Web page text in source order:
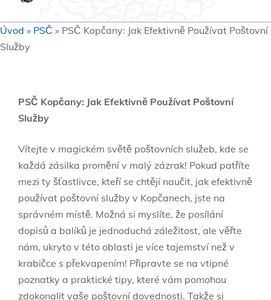
Úvod » PSČ » PSČ Kopčany: Jak Efektivně Používat Poštovní
Služby
PSČ Kopčany: Jak Efektivně Používat Poštovní
Služby
Vítejte v magickém světě poštovních služeb, kde se
každá zásilka promění v malý zázrak! Pokud patříte
mezi ty šťastlivce, kteří se chtějí naučit, jak efektivně
používat poštovní služby v Kopčanech, jste na
správném místě. Možná si myslíte, že posílání
dopisů a balíků je jednoduchá záležitost, ale věřte
nám, ukryto v této oblasti je více tajemství než v
krabičce s překvapením! Připravte se na vtipné
poznatky a praktické tipy, které vám pomohou
zdokonalit vaše poštovní dovednosti. Takže si